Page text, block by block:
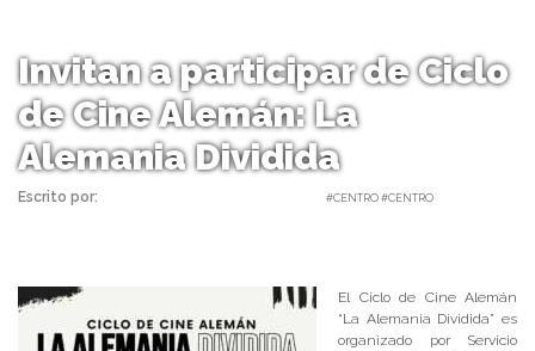
Invitan a participar de Ciclo
de Cine Alemán: La
Alemania Dividida
Escrito por: #CENTRO #CENTRO
El Ciclo de Cine Alemán
“La Alemania Dividida” es
organizado por Servicio